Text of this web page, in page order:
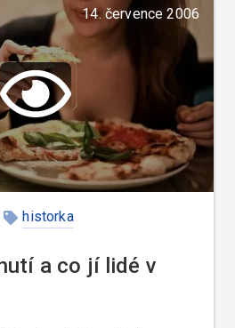
14. července 2006
historka
a co jí lidé v